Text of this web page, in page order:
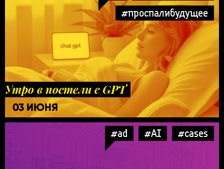
#проспалибудущее
Утро в постели с GPT
03 ИЮНЯ
#ad #AI #cases